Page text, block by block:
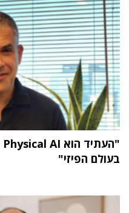
בעולם הפיזי"